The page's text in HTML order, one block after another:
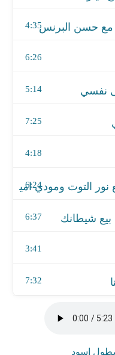
4:35
6:26
5:14
7:25
4:18
- مع نور التوت ومودي امين
6:24
6:37
3:41
7:32
اسود